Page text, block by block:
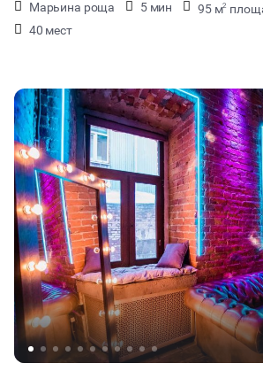
Марьина роща 5 мин 95 м2
40 мест